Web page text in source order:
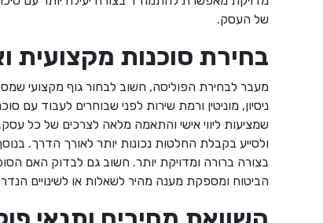
של העסק.
בחירת סוכנות מקצועית
מעבר לבחירת הפוליסה, חשוב לבחור גוף מקצועי
ניסיון, מוניטין ורמת שירות לפני שבוחרים לעבוד עם
שמציעות ליווי אישי והתאמה מלאה לצרכים של כל
ולסייע בקבלת החלטות נכונות יותר לאורך הדרך.
בצורה ברורה ומדויקת יותר. חשוב גם לבדוק האם
הביטוח ומספקת מענה מהיר לשאלות או לשינויים